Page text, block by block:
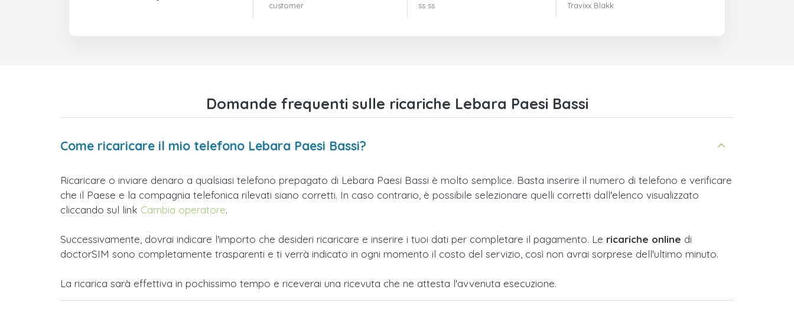
customer
ss ss
Travixx Blakk
Domande frequenti sulle ricariche Lebara Paesi Bassi
Come ricaricare il mio telefono Lebara Paesi Bassi?
Ricaricare o inviare denaro a qualsiasi telefono prepagato di Lebara Paesi Bassi è molto semplice. Basta inserire il numero di telefono e verificare
che il Paese e la compagnia telefonica rilevati siano corretti. In caso contrario, è possibile selezionare quelli corretti dall'elenco visualizzato
cliccando sul link Cambia operatore.
Successivamente, dovrai indicare l'importo che desideri ricaricare e inserire i tuoi dati per completare il pagamento. Le ricariche online di
doctorSIM sono completamente trasparenti e ti verrà indicato in ogni momento il costo del servizio, così non avrai sorprese dell'ultimo minuto.
La ricarica sarà effettiva in pochissimo tempo e riceverai una ricevuta che ne attesta l'avvenuta esecuzione.